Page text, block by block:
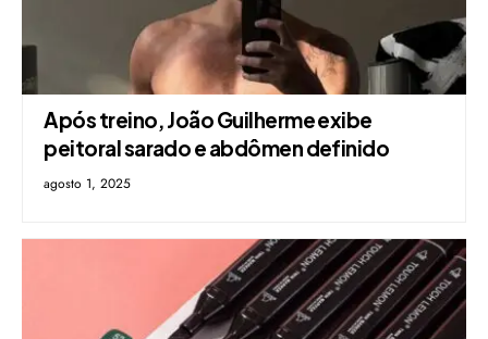
Após treino, João Guilherme exibe
peitoral sarado e abdômen definido
agosto 1, 2025